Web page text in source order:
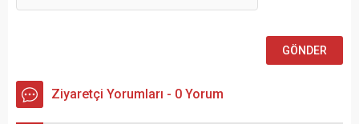
Ziyaretçi Yorumları - 0 Yorum